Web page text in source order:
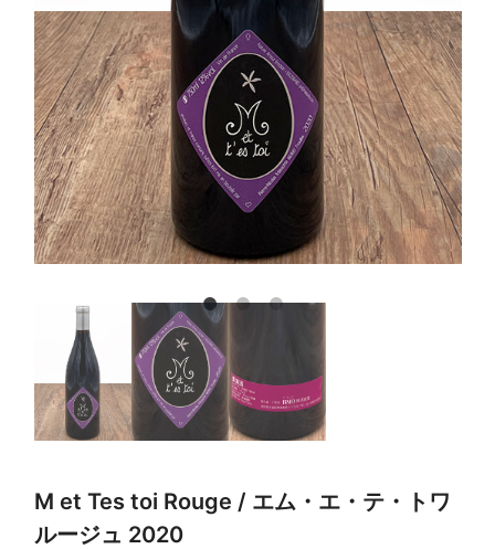
M et Tes toi Rouge / エム・エ・テ・トワ
ルージュ 2020